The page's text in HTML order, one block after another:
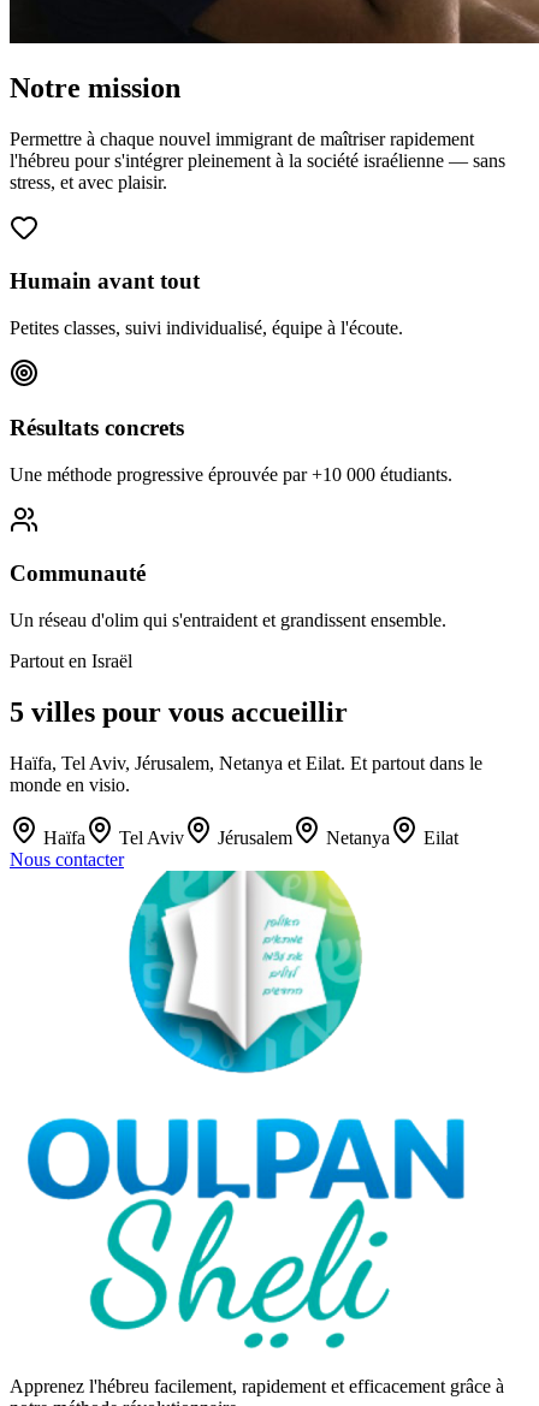
Notre mission
Permettre à chaque nouvel immigrant de maîtriser rapidement
l'hébreu pour s'intégrer pleinement à la société israélienne — sans
stress, et avec plaisir.
Humain avant tout
Petites classes, suivi individualisé, équipe à l'écoute.
Résultats concrets
Une méthode progressive éprouvée par +10 000 étudiants.
Communauté
Un réseau d'olim qui s'entraident et grandissent ensemble.
Partout en Israël
5 villes pour vous accueillir
Haïfa, Tel Aviv, Jérusalem, Netanya et Eilat. Et partout dans le
monde en visio.
Haïfa Tel Aviv Jérusalem Netanya
Eilat
Nous contacter
Apprenez l'hébreu facilement, rapidement et efficacement grâce à